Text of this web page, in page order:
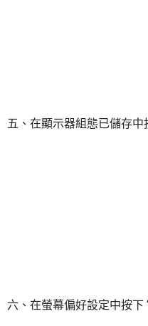
五、在顯示器組態已儲存中
六、在螢幕偏好設定中按下